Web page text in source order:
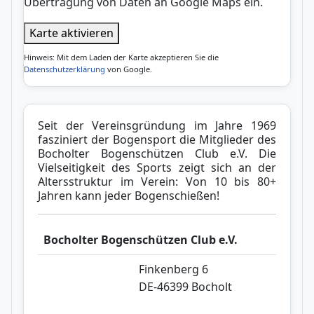
Karte aktivieren
Hinweis: Mit dem Laden der Karte akzeptieren Sie die
Datenschutzerklärung von Google.
Seit der Vereinsgründung im Jahre 1969
fasziniert der Bogensport die Mitglieder des
Bocholter Bogenschützen Club e.V. Die
Vielseitigkeit des Sports zeigt sich an der
Altersstruktur im Verein: Von 10 bis 80+
Jahren kann jeder Bogenschießen!
Bocholter Bogenschützen Club e.V.
Finkenberg 6
DE-46399 Bocholt